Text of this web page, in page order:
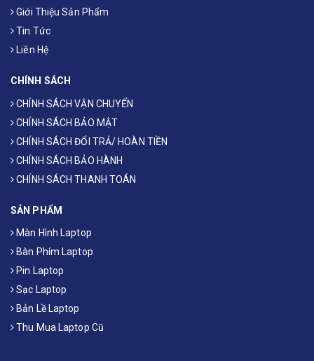
Giới Thiệu Sản Phẩm
Tin Tức
Liên Hệ
CHÍNH SÁCH
CHÍNH SÁCH VẬN CHUYỂN
CHÍNH SÁCH BẢO MẬT
CHÍNH SÁCH ĐỔI TRẢ/ HOÀN TIỀN
CHÍNH SÁCH BẢO HÀNH
CHÍNH SÁCH THANH TOÁN
SẢN PHẨM
Màn Hình Laptop
Bàn Phím Laptop
Pin Laptop
Sạc Laptop
Bản Lề Laptop
Thu Mua Laptop Cũ